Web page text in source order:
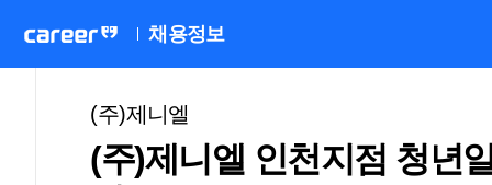
채용정보
(주)제니엘
(주)제니엘 인천지점 청년